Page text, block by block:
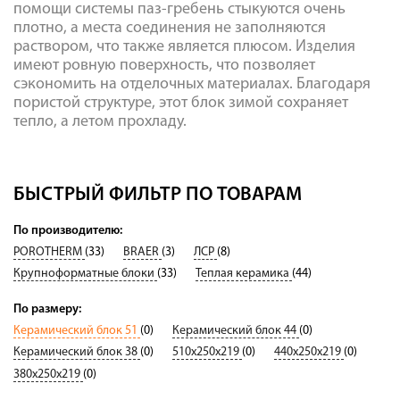
помощи системы паз-гребень стыкуются очень
плотно, а места соединения не заполняются
раствором, что также является плюсом. Изделия
имеют ровную поверхность, что позволяет
сэкономить на отделочных материалах. Благодаря
пористой структуре, этот блок зимой сохраняет
тепло, а летом прохладу.
БЫСТРЫЙ ФИЛЬТР ПО ТОВАРАМ
По производителю:
POROTHERM (33) BRAER (3) ЛСР (8)
Крупноформатные блоки (33) Теплая керамика (44)
По размеру:
Керамический блок 51 (0) Керамический блок 44 (0)
Керамический блок 38 (0) 510х250х219 (0) 440х250х219 (0)
380х250х219 (0)